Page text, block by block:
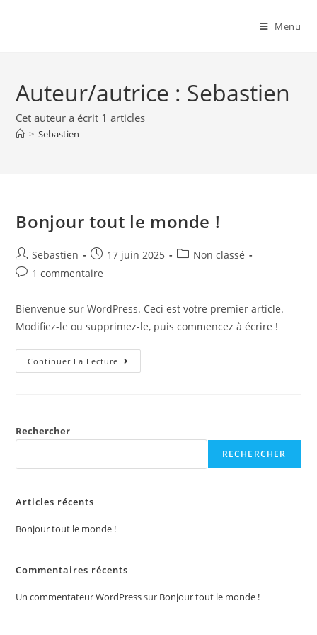
Menu
Auteur/autrice : Sebastien
Cet auteur a écrit 1 articles
> Sebastien
Bonjour tout le monde !
Sebastien 17 juin 2025
Non classé
1 commentaire
Bienvenue sur WordPress. Ceci est votre premier article.
Modifiez-le ou supprimez-le, puis commencez à écrire !
Continuer La Lecture
Rechercher
RECHERCHER
Articles récents
Bonjour tout le monde !
Commentaires récents
Un commentateur WordPresssur Bonjour tout le monde !